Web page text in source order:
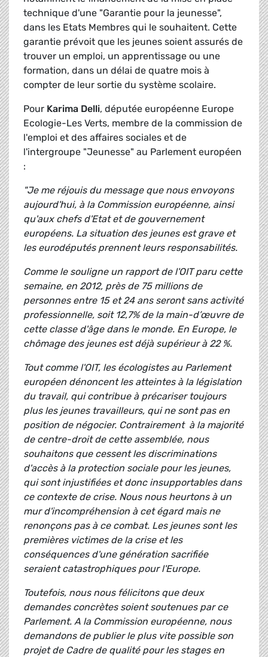
technique d'une "Garantie pour la jeunesse",
dans les Etats Membres qui le souhaitent. Cette
garantie prévoit que les jeunes soient assurés de
trouver un emploi, un apprentissage ou une
formation, dans un délai de quatre mois à
compter de leur sortie du système scolaire.
Pour Karima Delli, députée européenne Europe
Ecologie-Les Verts, membre de la commission de
l'emploi et des affaires sociales et de
l'intergroupe "Jeunesse" au Parlement européen
:
"Je me réjouis du message que nous envoyons
aujourd'hui, à la Commission européenne, ainsi
qu'aux chefs d'Etat et de gouvernement
européens. La situation des jeunes est grave et
les eurodéputés prennent leurs responsabilités.
Comme le souligne un rapport de l'OIT paru cette
semaine, en 2012, près de 75 millions de
personnes entre 15 et 24 ans seront sans activité
professionnelle, soit 12,7% de la main-d’œuvre de
cette classe d'âge dans le monde. En Europe, le
chômage des jeunes est déjà supérieur à 22 %.
Tout comme l'OIT, les écologistes au Parlement
européen dénoncent les atteintes à la législation
du travail, qui contribue à précariser toujours
plus les jeunes travailleurs, qui ne sont pas en
position de négocier. Contrairement à la majorité
de centre-droit de cette assemblée, nous
souhaitons que cessent les discriminations
d'accès à la protection sociale pour les jeunes,
qui sont injustifiées et donc insupportables dans
ce contexte de crise. Nous nous heurtons à un
mur d'incompréhension à cet égard mais ne
renonçons pas à ce combat. Les jeunes sont les
premières victimes de la crise et les
conséquences d'une génération sacrifiée
seraient catastrophiques pour l'Europe.
Toutefois, nous nous félicitons que deux
demandes concrètes soient soutenues par ce
Parlement. A la Commission européenne, nous
demandons de publier le plus vite possible son
projet de Cadre de qualité pour les stages en